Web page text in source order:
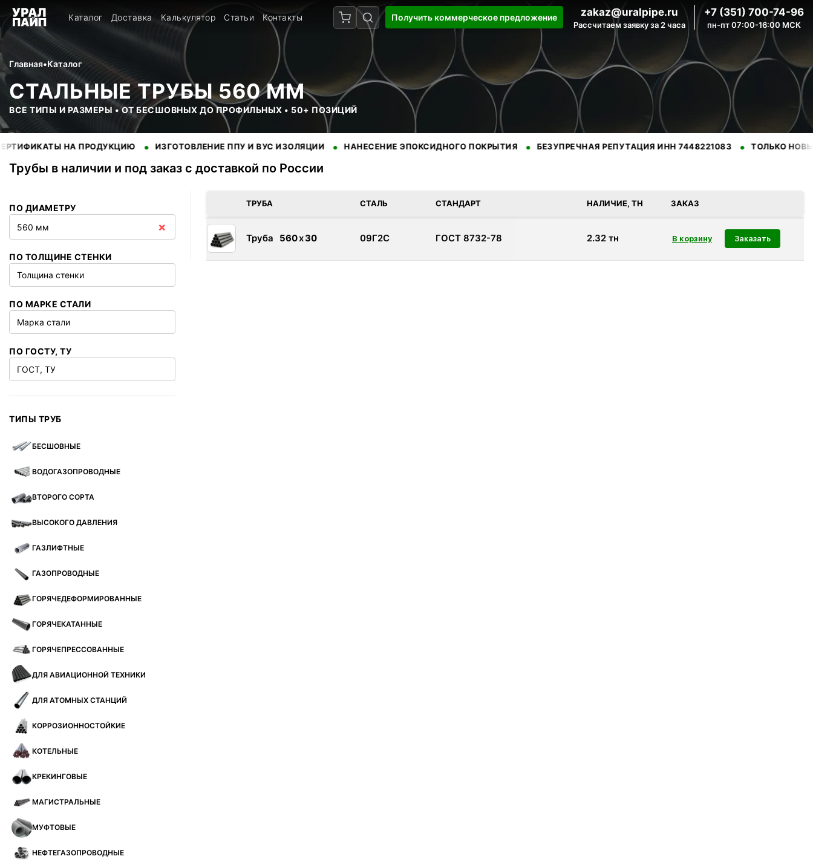
Каталог Доставка Калькулятор Статьи Контакты Получить коммерческое предложение zakaz@uralpipe.ru
Рассчитаем заявку за 2 часа
+7 (351) 700-74-96
пн-пт 07:00-16:00 МСК
Главная•Каталог
СТАЛЬНЫЕ ТРУБЫ 560 ММ
ВСЕ ТИПЫ И РАЗМЕРЫ • ОТ БЕСШОВНЫХ ДО ПРОФИЛЬНЫХ • 50+ ПОЗИЦИЙ
НА ПРОДУКЦИЮ • ИЗГОТОВЛЕНИЕ ППУ И ВУС ИЗОЛЯЦИИ • НАНЕСЕНИЕ ЭПОКСИДНОГО ПОКРЫТИЯ • БЕЗУПРЕЧНАЯ РЕПУТАЦИЯ ИНН 7448221083 • ТОЛЬКО НОВЫЕ
Трубы в наличии и под заказ с доставкой по России
ПО ДИАМЕТРУ
560 мм
×
ПО ТОЛЩИНЕ СТЕНКИ
Толщина стенки
ПО МАРКЕ СТАЛИ
Марка стали
ПО ГОСТУ, ТУ
ГОСТ, ТУ
ТИПЫ ТРУБ
БЕСШОВНЫЕ
ВОДОГАЗОПРОВОДНЫЕ
ВТОРОГО СОРТА
ВЫСОКОГО ДАВЛЕНИЯ
ГАЗЛИФТНЫЕ
ГАЗОПРОВОДНЫЕ
ГОРЯЧЕДЕФОРМИРОВАННЫЕ
ГОРЯЧЕКАТАННЫЕ
ГОРЯЧЕПРЕССОВАННЫЕ
ДЛЯ АВИАЦИОННОЙ ТЕХНИКИ
ДЛЯ АТОМНЫХ СТАНЦИЙ
КОРРОЗИОННОСТОЙКИЕ
КОТЕЛЬНЫЕ
КРЕКИНГОВЫЕ
МАГИСТРАЛЬНЫЕ
МУФТОВЫЕ
НЕФТЕГАЗОПРОВОДНЫЕ
ТРУБА СТАЛЬ СТАНДАРТ НАЛИЧИЕ, ТН ЗАКАЗ
Труба 560x30 09Г2С ГОСТ 8732-78 2.32тн Заказать